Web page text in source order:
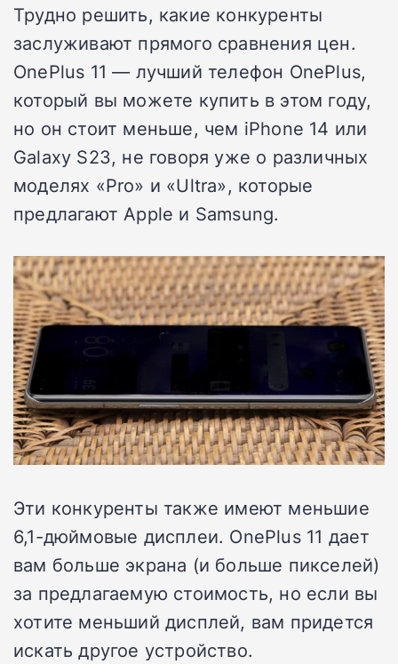
Трудно решить, какие конкуренты
заслуживают прямого сравнения цен.
OnePlus 11 — лучший телефон OnePlus,
который вы можете купить в этом году,
но он стоит меньше, чем iPhone 14 или
Galaxy S23, не говоря уже о различных
моделях «Pro» и «Ultra», которые
предлагают Apple и Samsung.
Эти конкуренты также имеют меньшие
6,1-дюймовые дисплеи. OnePlus 11 дает
вам больше экрана (и больше пикселей)
за предлагаемую стоимость, но если вы
хотите меньший дисплей, вам придется
искать другое устройство.